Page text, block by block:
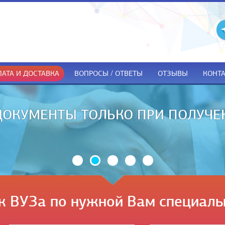
И ДОСТАВКА ВОПРОСЫ / ОТВЕТЫ ОТЗЫВЫ
ТОЛЬКО ПРИ
ВУЗа по нужной Вам